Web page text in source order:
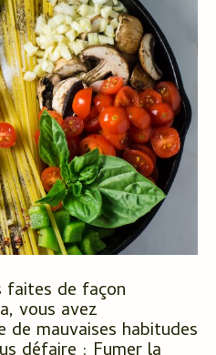
faites de façon
vous avez
mauvaises habitudes